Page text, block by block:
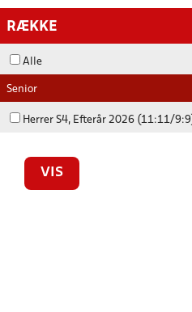
RÆKKE
Alle
Senior
Herrer S4, Efterår 2026 (11:11/
VIS